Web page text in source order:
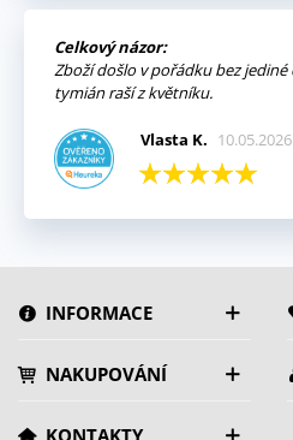
Celkový názor:
Zboží došlo v pořádku bez jediné
tymián raší z květníku.
Vlasta K. 10.05.2026
INFORMACE
NAKUPOVÁNÍ